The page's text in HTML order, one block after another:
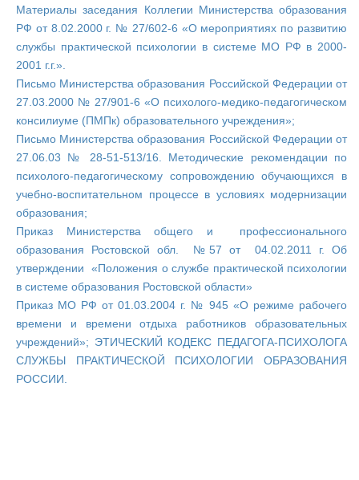
Материалы заседания Коллегии Министерства образования
РФ от 8.02.2000 г. № 27/602-6 «О мероприятиях по развитию
службы практической психологии в системе МО РФ в 2000-
2001 г.г.».
Письмо Министерства образования Российской Федерации от
27.03.2000 № 27/901-6 «О психолого-медико-педагогическом
консилиуме (ПМПк) образовательного учреждения»;
Письмо Министерства образования Российской Федерации от
27.06.03 № 28-51-513/16. Методические рекомендации по
психолого-педагогическому сопровождению обучающихся в
учебно-воспитательном процессе в условиях модернизации
образования;
Приказ Министерства общего и профессионального
образования Ростовской обл. №57 от 04.02.2011 г. Об
утверждении «Положения о службе практической психологии
в системе образования Ростовской области»
Приказ МО РФ от 01.03.2004 г. № 945 «О режиме рабочего
времени и времени отдыха работников образовательных
учреждений»; ЭТИЧЕСКИЙ КОДЕКС ПЕДАГОГА-ПСИХОЛОГА
СЛУЖБЫ ПРАКТИЧЕСКОЙ ПСИХОЛОГИИ ОБРАЗОВАНИЯ
РОССИИ.